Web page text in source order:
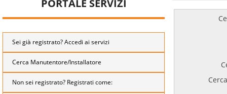
PORTALE SERVIZI
Sei già registrato? Accedi ai servizi
Cerca Manutentore/Installatore
Non sei registrato? Registrati come: